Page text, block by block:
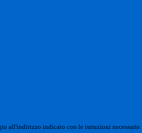
all'indirizzo indicato con le istruzioni necessarie.